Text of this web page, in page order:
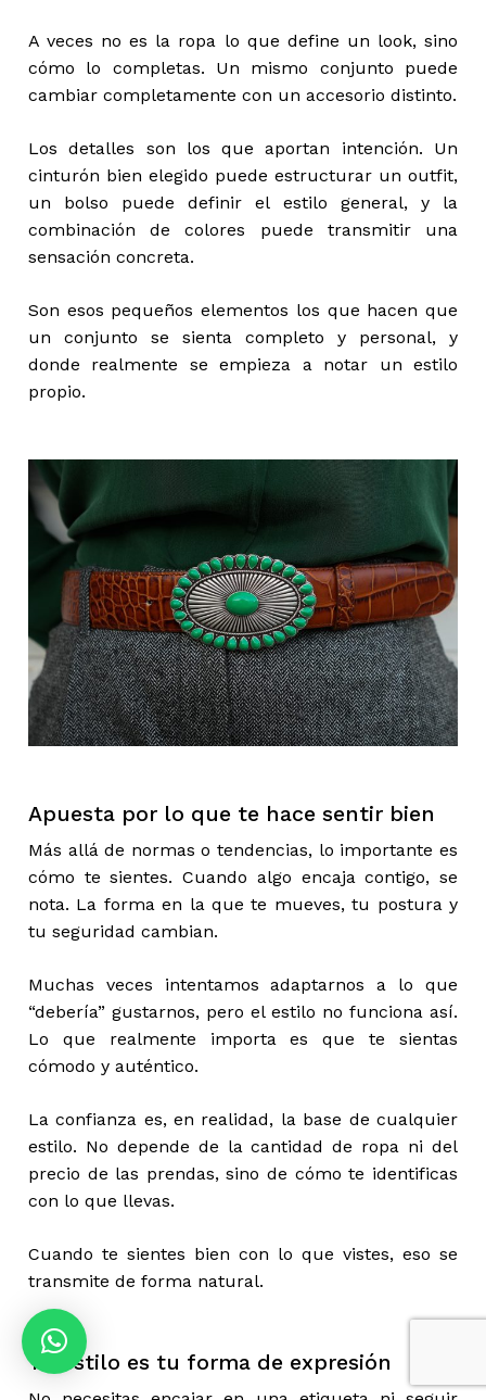
Subtotal:
A veces no es la ropa lo que define un look, sino
cómo lo completas. Un mismo conjunto puede
cambiar completamente con un accesorio distinto.
Los detalles son los que aportan intención. Un
cinturón bien elegido puede estructurar un outfit,
un bolso puede definir el estilo general, y la
combinación de colores puede transmitir una
sensación concreta.
Son esos pequeños elementos los que hacen que
un conjunto se sienta completo y personal, y
donde realmente se empieza a notar un estilo
propio.
Apuesta por lo que te hace sentir bien
Más allá de normas o tendencias, lo importante es
cómo te sientes. Cuando algo encaja contigo, se
nota. La forma en la que te mueves, tu postura y
tu seguridad cambian.
Muchas veces intentamos adaptarnos a lo que
“debería” gustarnos, pero el estilo no funciona así.
Lo que realmente importa es que te sientas
cómodo y auténtico.
La confianza es, en realidad, la base de cualquier
estilo. No depende de la cantidad de ropa ni del
precio de las prendas, sino de cómo te identificas
con lo que llevas.
Cuando te sientes bien con lo que vistes, eso se
transmite de forma natural.
Tu estilo es tu forma de expresión